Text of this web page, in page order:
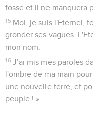
fosse et il ne manquera
15 Moi, je suis l'Eternel,
gronder ses vagues.
mon nom.
16 J’ai mis mes paroles
l'ombre de ma main
une nouvelle terre, et
peuple ! »